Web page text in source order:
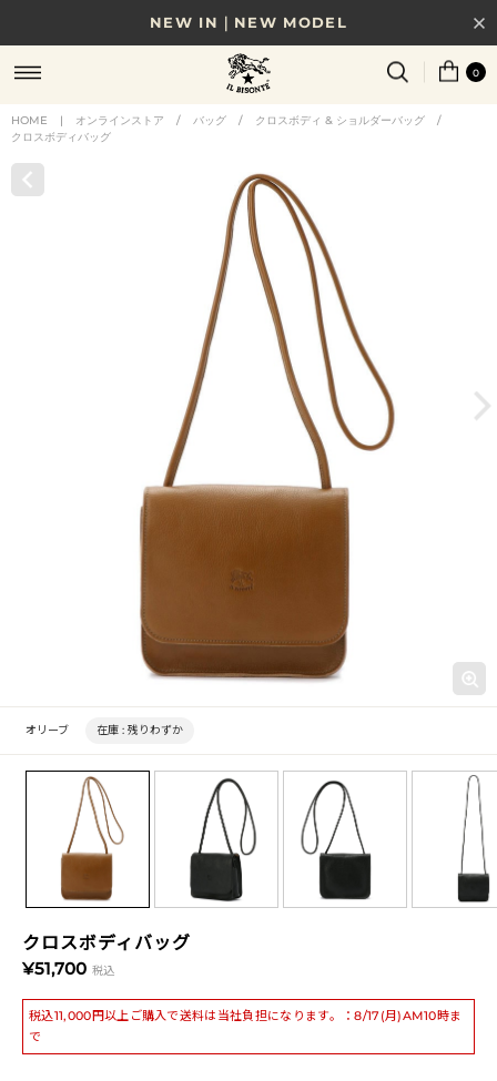
NEW IN｜NEW MODEL
8/17(月)10時まで｜税込11,000円以上で送料無料
贈る相手やシーンから選べる、新しいギフトガイド
0
HOME | オンラインストア / バッグ / クロスボディ & ショルダーバッグ
/
クロスボディバッグ
クロスボディバッグ
¥51,700 税込
税込11,000円以上ご購入で送料は当社負担になります。：8/17(月)AM10時ま
で
オリーブ 在庫 : 残りわずか